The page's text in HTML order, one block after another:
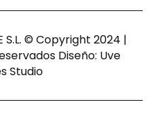
S.L. © Copyright 2024 |
Diseño: Uve
Studio